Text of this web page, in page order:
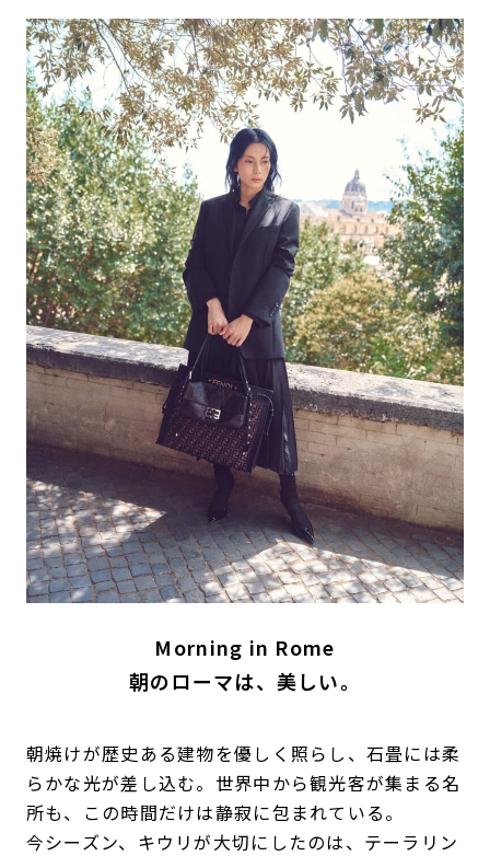
Morning in Rome
朝のローマは、美しい。
朝焼けが歴史ある建物を優しく照らし、石畳には柔
らかな光が差し込む。世界中から観光客が集まる名
所も、この時間だけは静寂に包まれている。
今シーズン、キウリが大切にしたのは、テーラリン